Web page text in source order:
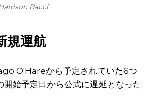
Bacci
規運航
O'Hareから予定されていた6つ
開始予定日から公式に遅延となった